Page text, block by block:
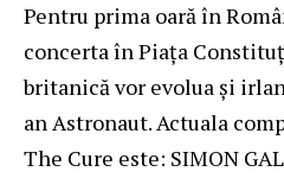
Pentru prima oară în
concerta în Piața
britanică vor evolua și
an Astronaut. Actuala
The Cure este: SIMON